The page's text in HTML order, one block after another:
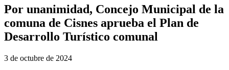
Por unanimidad, Concejo Municipal de la
comuna de Cisnes aprueba el Plan de
Desarrollo Turístico comunal
3 de octubre de 2024